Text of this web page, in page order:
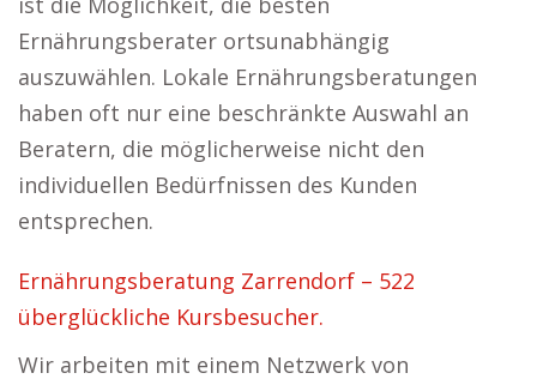
Ernährungsberater ortsunabhängig
auszuwählen. Lokale Ernährungsberatungen
haben oft nur eine beschränkte Auswahl an
Beratern, die möglicherweise nicht den
individuellen Bedürfnissen des Kunden
entsprechen.
Ernährungsberatung Zarrendorf – 522
überglückliche Kursbesucher.
Wir arbeiten mit einem Netzwerk von